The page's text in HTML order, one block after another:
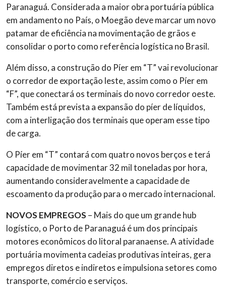
Paranaguá. Considerada a maior obra portuária pública
em andamento no País, o Moegão deve marcar um novo
patamar de eficiência na movimentação de grãos e
consolidar o porto como referência logística no Brasil.
Além disso, a construção do Píer em “T” vai revolucionar
o corredor de exportação leste, assim como o Píer em
“F”, que conectará os terminais do novo corredor oeste.
Também está prevista a expansão do píer de líquidos,
com a interligação dos terminais que operam esse tipo
de carga.
O Píer em “T” contará com quatro novos berços e terá
capacidade de movimentar 32 mil toneladas por hora,
aumentando consideravelmente a capacidade de
escoamento da produção para o mercado internacional.
NOVOS EMPREGOS – Mais do que um grande hub
logístico, o Porto de Paranaguá é um dos principais
motores econômicos do litoral paranaense. A atividade
portuária movimenta cadeias produtivas inteiras, gera
empregos diretos e indiretos e impulsiona setores como
transporte, comércio e serviços.